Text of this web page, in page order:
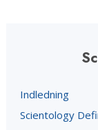
Indledning
Scientology